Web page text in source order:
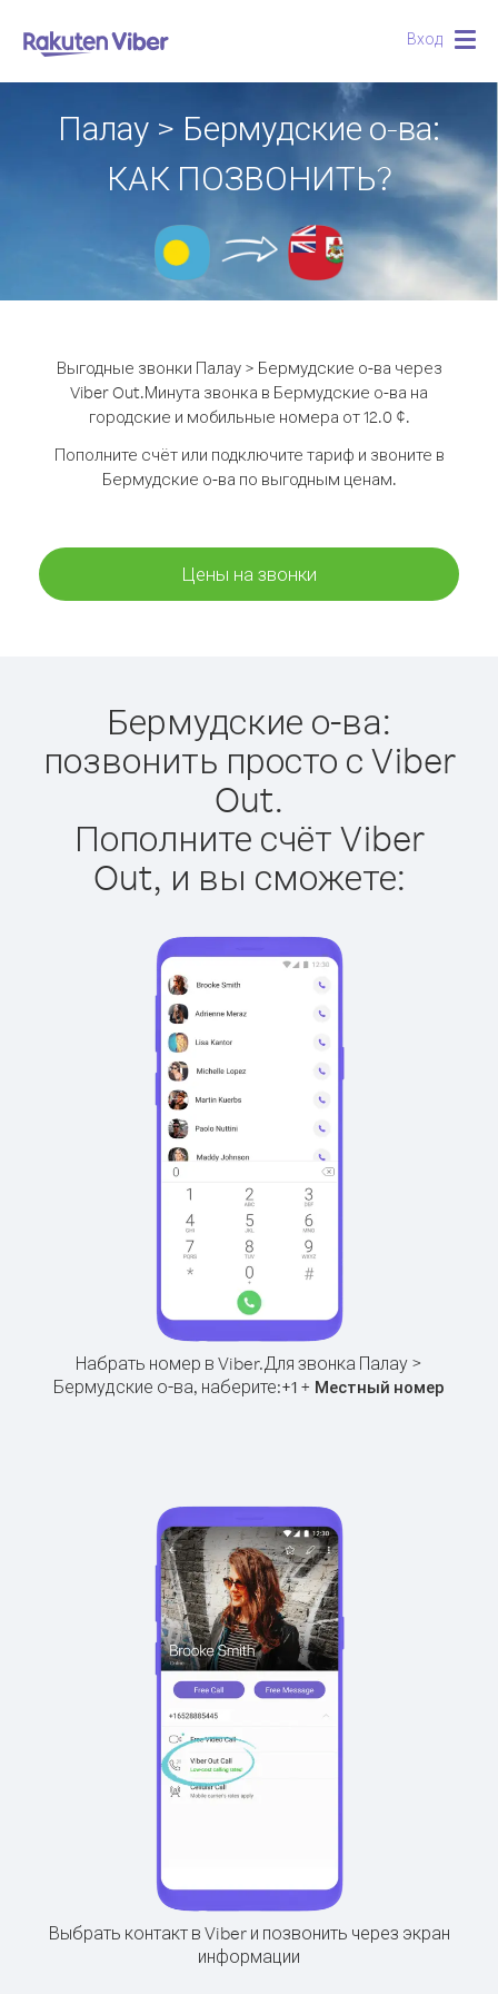
Вход
Палау > Бермудские о-ва:
КАК ПОЗВОНИТЬ?
Выгодные звонки Палау > Бермудские о-ва через
Viber Out.Минута звонка в Бермудские о-ва на
городские и мобильные номера от 12.0 ¢.
Пополните счёт или подключите тариф и звоните в
Бермудские о-ва по выгодным ценам.
Цены на звонки
Бермудские о-ва:
позвонить просто с Viber
Out.
Пополните счёт Viber
Out, и вы сможете:
Набрать номер в Viber.Для звонка Палау >
Бермудские о-ва, наберите:+1 + Местный номер
Выбрать контакт в Viber и позвонить через экран
информации